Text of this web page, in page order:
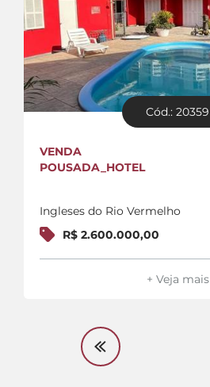
Cód.: 20359
VENDA
POUSADA_HOTEL
Ingleses do Rio Vermelho
R$ 2.600.000,00
+ Veja mais